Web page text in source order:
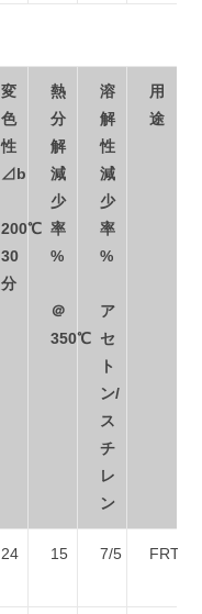
変
色
性
⊿b
200℃
30
分
熱
分
解
減
少
率
%
＠
350℃
溶
解
性
減
少
率
%
ア
セ
ト
ン/
ス
チ
レ
ン
用
途
24 15 7/5 FRTP